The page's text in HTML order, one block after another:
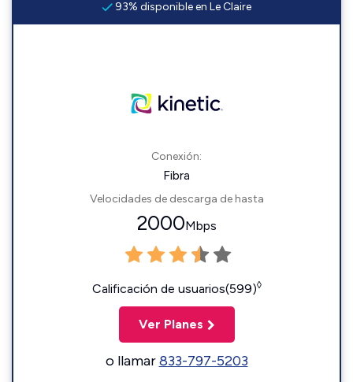
93% disponible en Le Claire
Conexión:
Fibra
Velocidades de descarga de hasta
2000Mbps
Calificación de usuarios(599)◊
Ver Planes
o llamar833-797-5203